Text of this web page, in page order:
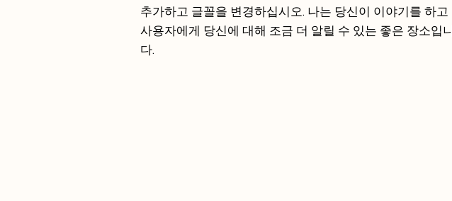
추가하고 글꼴을 변경하십시오. 나는 당신이 이야기를 하고
사용자에게 당신에 대해 조금 더 알릴 수 있는 좋은 장소입니
다.